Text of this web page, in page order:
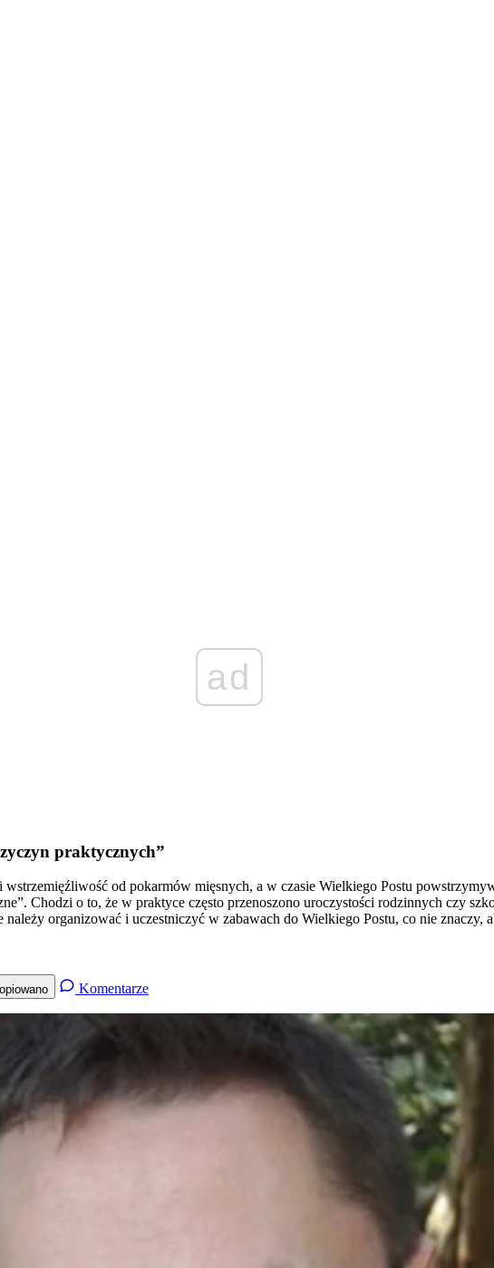
ad
praktycznych”
od pokarmów mięsnych, a w czasie Wielkiego Postu
Chodzi o to, że w praktyce często przenoszono uroczystości rodzinnych czy
organizować i uczestniczyć w zabawach do Wielkiego Postu, co nie znaczy,
Komentarze